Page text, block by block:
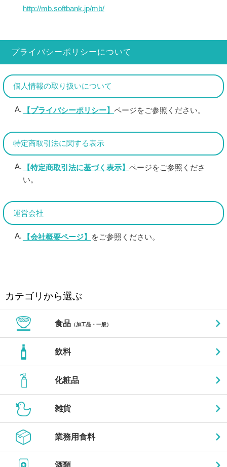
http://mb.softbank.jp/mb/
プライバシーポリシーについて
個人情報の取り扱いについて
【プライバシーポリシー】 ページをご参照ください。
特定商取引法に関する表示
【特定商取引法に基づく表示】 ページをご参照くださ
い。
運営会社
【会社概要ページ】 をご参照ください。
カテゴリから選ぶ
食品（加工品・一般）
飲料
化粧品
雑貨
業務用食料